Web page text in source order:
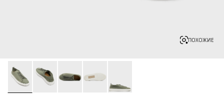
ПОХОЖИЕ